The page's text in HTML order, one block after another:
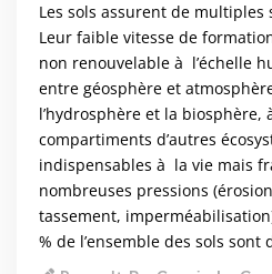
Les sols assurent de multiples
Leur faible vitesse de
non renouvelable à l’échelle
entre géosphère et
l’hydrosphère et la biosphère,
compartiments d’autres
indispensables à la vie mais
nombreuses pressions
tassement,
% de l’ensemble des sols